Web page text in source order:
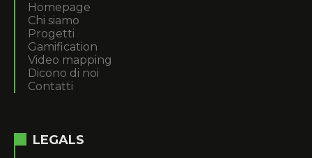
Homepage
Chi siamo
Progetti
Gamification
Video mapping
Dicono di noi
Contatti
LEGALS